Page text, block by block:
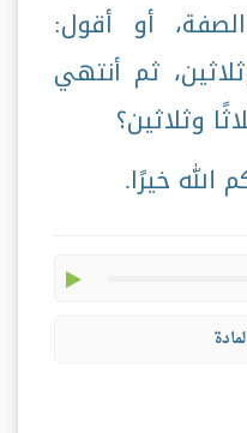
أو أقول:
ثم أنتهي
وثلاثين؟
الله خيرًا.